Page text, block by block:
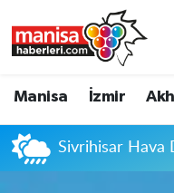
Manisa İzmir
Sivrihisar Hava
Akhisar
Manisa Nöbetçi
Manisa Namaz